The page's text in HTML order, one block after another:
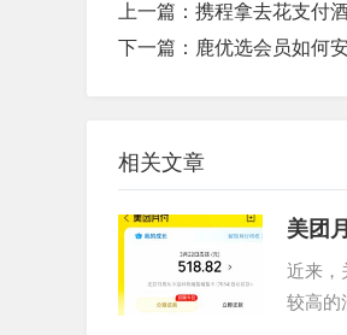
上一篇： 携程拿去花支付
下一篇： 鹿优选会员如何
相关文章
美团
近来，
较高的